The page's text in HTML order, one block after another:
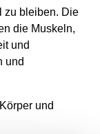
zu bleiben. Die
die Muskeln,
und
und
und